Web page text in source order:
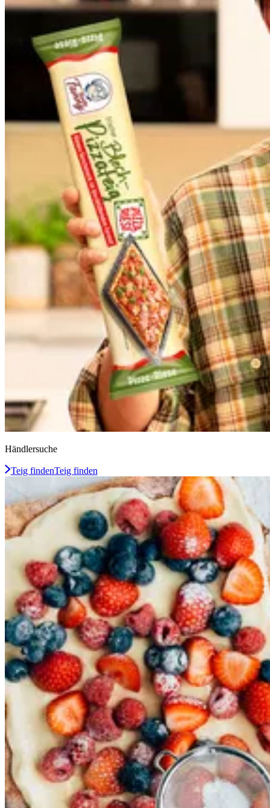
Händlersuche
Teig findenTeig finden